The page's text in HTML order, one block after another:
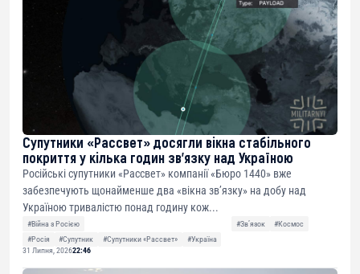
Супутники «Рассвет» досягли вікна стабільного
покриття у кілька годин зв’язку над Україною
Російські супутники «Рассвет» компанії «Бюро 1440» вже
забезпечують щонайменше два «вікна зв’язку» на добу над
Україною тривалістю понад годину кож...
#Війна з Росією #Звʼязок
#Космос
#Росія
#Супутник #Супутники «Рассвет»
#Україна
31 Липня, 202622:46